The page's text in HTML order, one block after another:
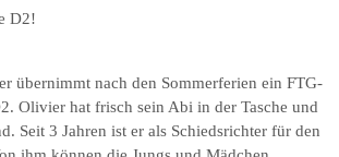
D2!
übernimmt nach den Sommerferien ein FTG-
Olivier hat frisch sein Abi in der Tasche und
Seit 3 Jahren ist er als Schiedsrichter für den